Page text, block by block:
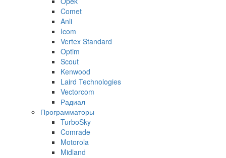
Comet
Anli
Icom
Vertex Standard
Optim
Scout
Kenwood
Laird Technologies
Vectorcom
Радиал
Программаторы
TurboSky
Comrade
Motorola
Midland